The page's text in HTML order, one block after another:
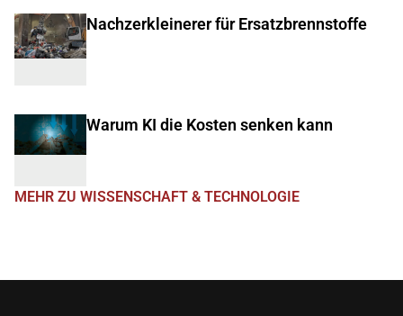
Nachzerkleinerer für Ersatzbrennstoffe
Warum KI die Kosten senken kann
MEHR ZU WISSENSCHAFT & TECHNOLOGIE